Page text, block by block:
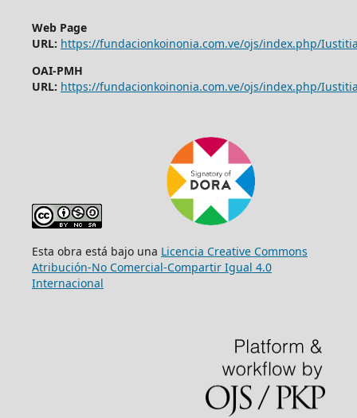
Web Page
URL: https://fundacionkoinonia.com.ve/ojs/index.php/
OAI-PMH
URL: https://fundacionkoinonia.com.ve/ojs/index.php/
Esta obra está bajo una Licencia Creative Commons
Atribución-No Comercial-Compartir Igual 4.0
Internacional